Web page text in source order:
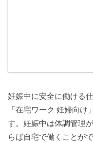
妊娠中に安全に働ける
「在宅ワーク 妊婦向け
す。妊娠中は体調管理
らば自宅で働くことが